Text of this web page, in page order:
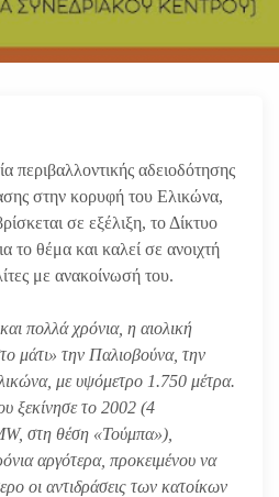
περιβαλλοντικής αδειοδότησης
στην κορυφή του Ελικώνα,
σε εξέλιξη, το Δίκτυο
το θέμα και καλεί σε ανοιχτή
με ανακοίνωσή του.
πολλά χρόνια, η αιολική
μάτι» την Παλιοβούνα, την
με υψόμετρο 1.750 μέτρα.
ξεκίνησε το 2002 (4
στη θέση «Τούμπα»),
αργότερα, προκειμένου να
οι αντιδράσεις των κατοίκων